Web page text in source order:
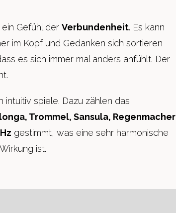
ein Gefühl derVerbundenheit. Es kann
im Kopf und Gedanken sich sortieren
es sich immer mal anders anfühlt. Der
spiele. Dazu zählen das
Trommel, Sansula, Regenmacher
gestimmt, was eine sehr harmonische
ist.